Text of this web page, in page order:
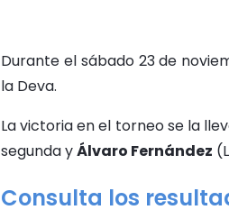
Durante el sábado 23 de
la Deva.
La victoria en el torneo se la
segunda yÁlvaro Fernández
Consulta los